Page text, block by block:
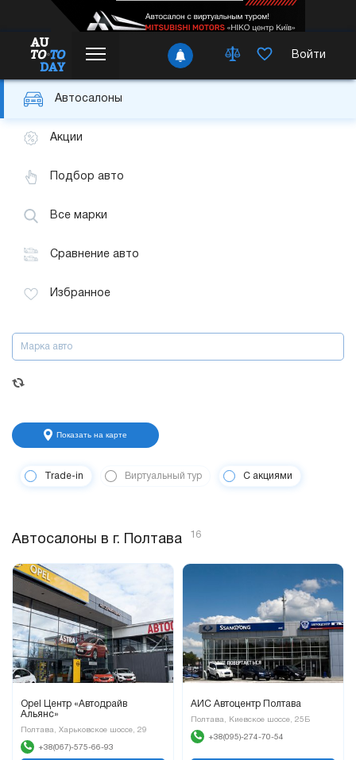
Войти
Автосалоны
Акции
Подбор авто
Все марки
Сравнение авто
Избранное
Марка авто
Показать на карте
Trade-in Виртуальный тур С акциями
Автосалоны в г. Полтава 16
Opel Центр «Автодрайв
Альянс»
Полтава, Харьковское шоссе, 29
+38(067)-575-66-93
АИС Автоцентр Полтава
Полтава, Киевское шоссе, 25Б
+38(095)-274-70-54